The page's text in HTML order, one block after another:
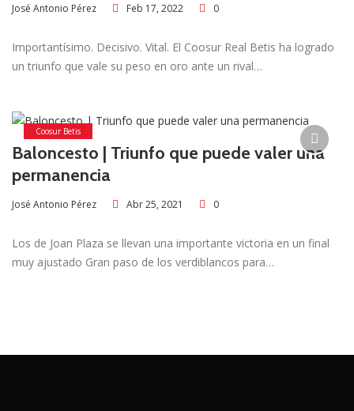
José Antonio Pérez Feb 17, 2022 0
Importantísimo. Decisivo. Vital. El Coosur Real Betis ha logrado
un triunfo que vale su peso en oro ante un rival…
Coosur Betis
Baloncesto | Triunfo que puede valer una
permanencia
José Antonio Pérez Abr 25, 2021 0
Los de Joan Plaza se llevan una importante victoria en un final
muy ajustado Gran paso de los verdiblancos para…